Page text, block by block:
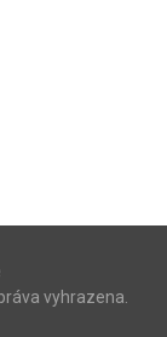
vyhrazena.